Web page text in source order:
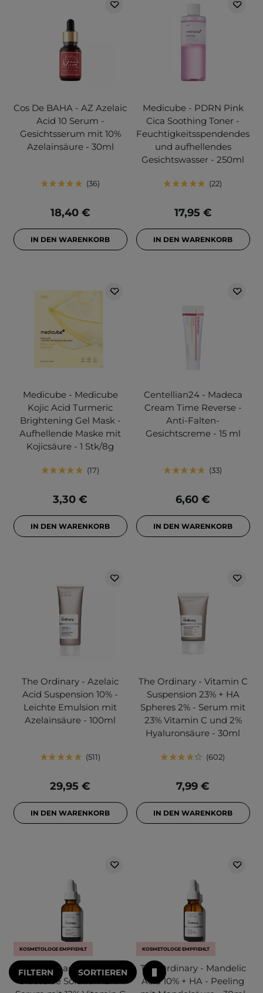
Cos De BAHA - AZ Azelaic
Acid 10 Serum -
Gesichtsserum mit 10%
Azelainsäure - 30ml
36
18,40 €
IN DEN WARENKORB
Medicube - PDRN Pink
Cica Soothing Toner -
Feuchtigkeitsspendendes
und aufhellendes
Gesichtswasser - 250ml
22
17,95 €
IN DEN WARENKORB
Medicube - Medicube
Kojic Acid Turmeric
Brightening Gel Mask -
Aufhellende Maske mit
Kojicsäure - 1 Stk/8g
17
3,30 €
IN DEN WARENKORB
Centellian24 - Madeca
Cream Time Reverse -
Anti-Falten-
Gesichtscreme - 15 ml
33
6,60 €
IN DEN WARENKORB
The Ordinary - Azelaic
Acid Suspension 10% -
Leichte Emulsion mit
Azelainsäure - 100ml
511
29,95 €
IN DEN WARENKORB
The Ordinary - Vitamin C
Suspension 23% + HA
Spheres 2% - Serum mit
23% Vitamin C und 2%
Hyaluronsäure - 30ml
602
7,99 €
IN DEN WARENKORB
KOSMETOLOGE EMPFIEHLT
The Ordinary - Ascorbyl
Glucoside Solution 12% -
KOSMETOLOGE EMPFIEHLT
The Ordinary - Mandelic
Acid 10% + HA - Peeling
FILTERN SORTIEREN